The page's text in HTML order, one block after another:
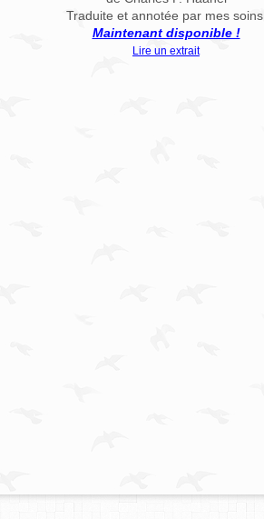
Traduite et annotée par mes soins.
Maintenant disponible !
Lire un extrait